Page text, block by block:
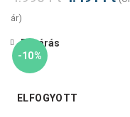
ár)
-10%
ELFOGYOTT
Bezárás